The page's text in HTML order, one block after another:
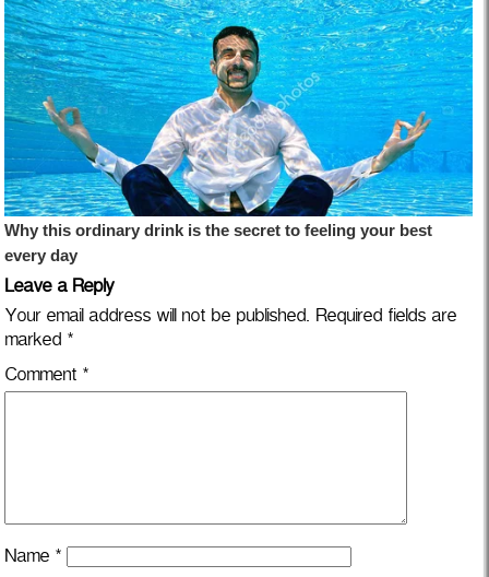
Leave a Reply
Your email address will not be published. Required fields are
marked *
Comment *
Name *